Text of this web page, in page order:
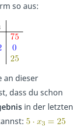
so aus:
an dieser
dass du schon
in der letzten